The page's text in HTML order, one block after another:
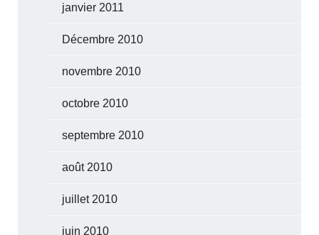
janvier 2011
Décembre 2010
novembre 2010
octobre 2010
septembre 2010
août 2010
juillet 2010
juin 2010